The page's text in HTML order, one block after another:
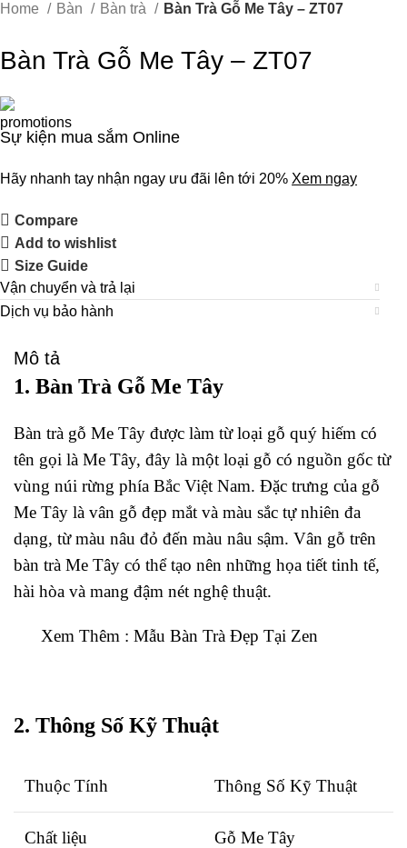
Home Bàn Bàn trà Bàn Trà Gỗ Me Tây – ZT07
Bàn Trà Gỗ Me Tây – ZT07
Sự kiện mua sắm Online
Hãy nhanh tay nhận ngay ưu đãi lên tới 20% Xem ngay
Compare
Add to wishlist
Size Guide
Vận chuyển và trả lại
Dịch vụ bảo hành
Mô tả
1. Bàn Trà Gỗ Me Tây
Bàn trà gỗ Me Tây được làm từ loại gỗ quý hiếm có
tên gọi là Me Tây, đây là một loại gỗ có nguồn gốc từ
vùng núi rừng phía Bắc Việt Nam. Đặc trưng của gỗ
Me Tây là vân gỗ đẹp mắt và màu sắc tự nhiên đa
dạng, từ màu nâu đỏ đến màu nâu sậm. Vân gỗ trên
bàn trà Me Tây có thể tạo nên những họa tiết tinh tế,
hài hòa và mang đậm nét nghệ thuật.
Xem Thêm : Mẫu Bàn Trà Đẹp Tại Zen
2. Thông Số Kỹ Thuật
Thuộc Tính Thông Số Kỹ Thuật
Chất liệu Gỗ Me Tây